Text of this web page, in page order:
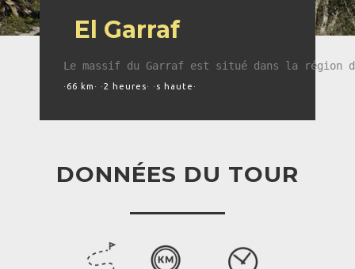
El Garraf
Le massif du Garraf est situé dans la région
·66 km· ·2 heures· ·s haute·
DONNÉES DU TOUR